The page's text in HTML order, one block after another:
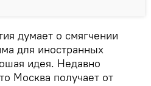
думает о смягчении
для иностранных
идея. Недавно
Москва получает от